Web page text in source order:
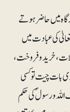
میں حاضر ہوتے
کی عبادت میں
خریدوفروخت،
بات چیت تو کسی
و رسولؐ کی حکم